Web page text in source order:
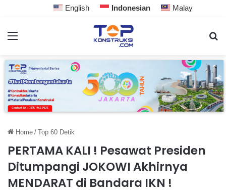
English Indonesian Malay
Home / Top 60 Detik
PERTAMA KALI ! Pesawat Presiden
Ditumpangi JOKOWI Akhirnya
MENDARAT di Bandara IKN !